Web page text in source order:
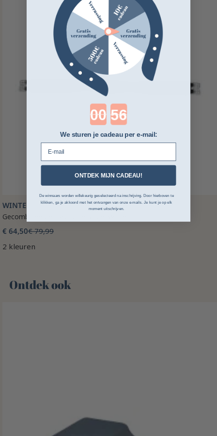
WINTEC
Gecombineerde Elastische Singel Wintec
€ 64,50€ 79,99
2 kleuren
Ontdek ook 🌻
Countdown ends in:
We sturen je cadeau per e-mail:
E-mail
ONTDEK MIJN CADEAU!
De winnaars worden willekeurig geselecteerd na inschrijving. Door hierboven te
klikken, ga je akkoord met het ontvangen van onze e-mails. Je kunt je op elk
moment uitschrijven.